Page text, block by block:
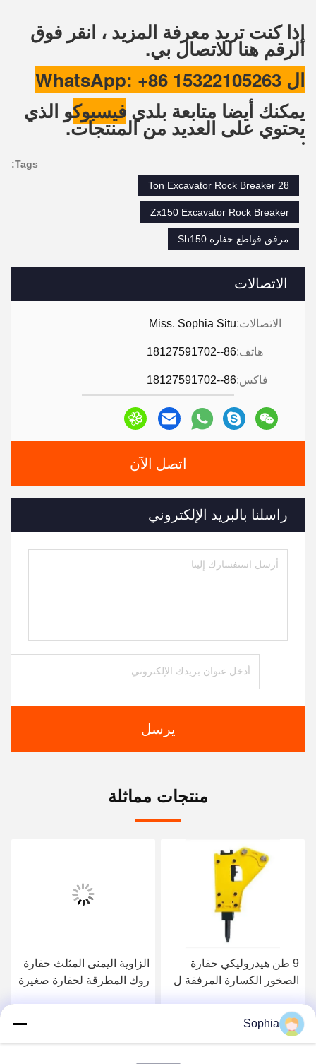
الاتصالات
الاتصالات:Miss. Sophia Situ
هاتف:86--18127591702
فاكس:86--18127591702
اتصل الآن
راسلنا بالبريد الإلكتروني
يرسل
إذا كنت تريد معرفة المزيد ، انقر فوق
الرقم هنا للاتصال بي.
ال WhatsApp: +86 15322105263
يمكنك أيضا متابعة بلدي فيسبوكو الذي
يحتوي على العديد من المنتجات.
Tags:
28 Ton Excavator Rock Breaker
Zx150 Excavator Rock Breaker
مرفق قواطع حفارة Sh150
منتجات مماثلة
9 طن هيدروليكي حفارة
الصخور الكسارة المرفقة ل
احصل على افضل سعر
الزاوية اليمنى المثلث حفارة
روك المطرقة لحفارة صغيرة
Sophia